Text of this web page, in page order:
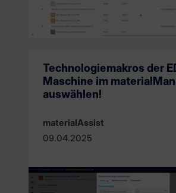
Technologiemakros der
Maschine im
auswählen!
materialAssist
09.04.2025